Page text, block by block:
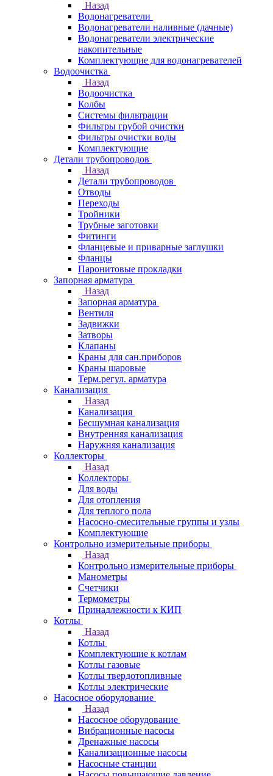
Назад
Водонагреватели
Водонагреватели наливные (дачные)
Водонагреватели электрические
накопительные
Комплектующие для водонагревателей
Водоочистка
Назад
Водоочистка
Колбы
Системы фильтрации
Фильтры грубой очистки
Фильтры очистки воды
Комплектующие
Детали трубопроводов
Назад
Детали трубопроводов
Отводы
Переходы
Тройники
Трубные заготовки
Фитинги
Фланцевые и приварные заглушки
Фланцы
Паронитовые прокладки
Запорная арматура
Назад
Запорная арматура
Вентиля
Задвижки
Затворы
Клапаны
Краны для сан.приборов
Краны шаровые
Терм.регул. арматура
Канализация
Назад
Канализация
Бесшумная канализация
Внутренняя канализация
Наружняя канализация
Коллекторы
Назад
Коллекторы
Для воды
Для отопления
Для теплого пола
Насосно-смесительные группы и узлы
Комплектующие
Контрольно измерительные приборы
Назад
Контрольно измерительные приборы
Манометры
Счетчики
Термометры
Принадлежности к КИП
Котлы
Назад
Котлы
Комплектующие к котлам
Котлы газовые
Котлы твердотопливные
Котлы электрические
Насосное оборудование
Назад
Насосное оборудование
Вибрационные насосы
Дренажные насосы
Канализационные насосы
Насосные станции